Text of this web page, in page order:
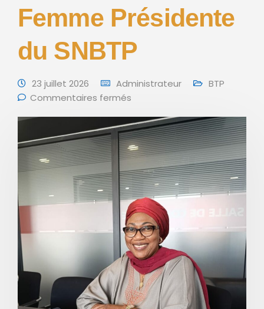
Femme Présidente
du SNBTP
23 juillet 2026 Administrateur
BTP
Commentaires fermés